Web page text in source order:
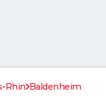
Rhin Baldenheim